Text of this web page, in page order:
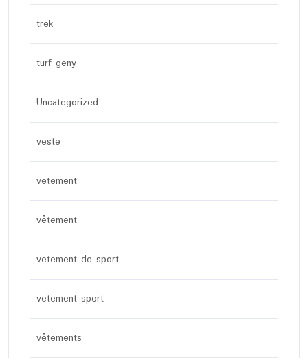
trek
turf geny
Uncategorized
veste
vetement
vêtement
vetement de sport
vetement sport
vêtements